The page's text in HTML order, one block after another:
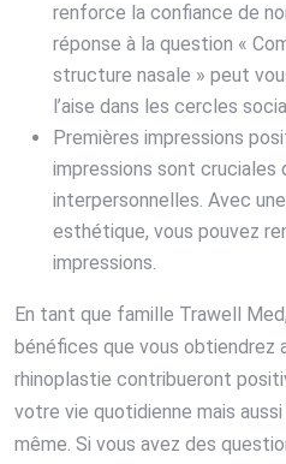
renforce la confiance de
réponse à la question «
structure nasale » peut
l’aise dans les cercles
Premières impressions
impressions sont cruciales
interpersonnelles. Avec
esthétique, vous pouvez
impressions.
En tant que famille Trawell
bénéfices que vous obtiendrez
rhinoplastie contribueront
votre vie quotidienne mais
même. Si vous avez des